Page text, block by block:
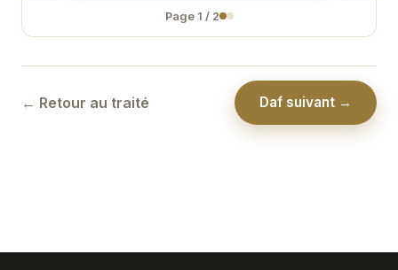
Page 1 / 2
← Retour au traité Daf suivant →